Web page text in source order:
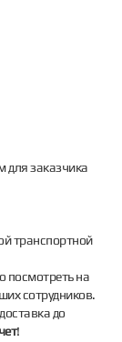
заказчика
транспортной
посмотреть на
сотрудников.
до
!